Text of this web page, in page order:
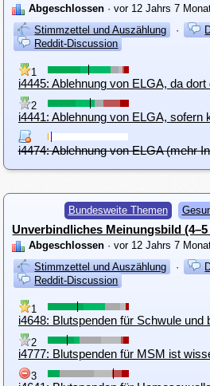
Abgeschlossen · vor 12 Jahrs 7
Stimmzettel und Auszählung
·
Reddit-Discussion
1
2
i4474: Ablehnung von ELGA (mehr
Bundesweite Themen
Unverbindliches Meinungsbild (4–5
Abgeschlossen · vor 12 Jahrs 7
Stimmzettel und Auszählung
·
Reddit-Discussion
1
2
3